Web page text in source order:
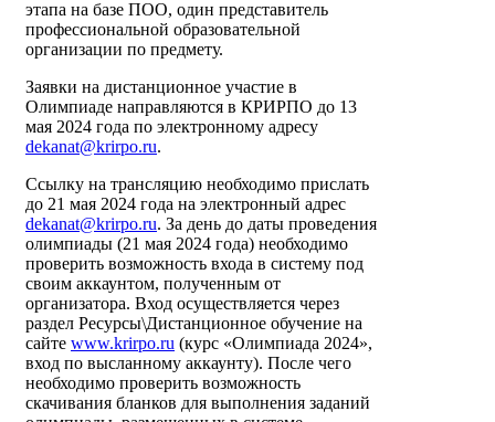
этапа на базе ПОО, один представитель
профессиональной образовательной
организации по предмету.
Заявки на дистанционное участие в
Олимпиаде направляются в КРИРПО до 13
мая 2024 года по электронному адресу
dekanat@krirpo.ru.
Ссылку на трансляцию необходимо прислать
до 21 мая 2024 года на электронный адрес
dekanat@krirpo.ru. За день до даты проведения
олимпиады (21 мая 2024 года) необходимо
проверить возможность входа в систему под
своим аккаунтом, полученным от
организатора. Вход осуществляется через
раздел Ресурсы\Дистанционное обучение на
сайте www.krirpo.ru (курс «Олимпиада 2024»,
вход по высланному аккаунту). После чего
необходимо проверить возможность
скачивания бланков для выполнения заданий